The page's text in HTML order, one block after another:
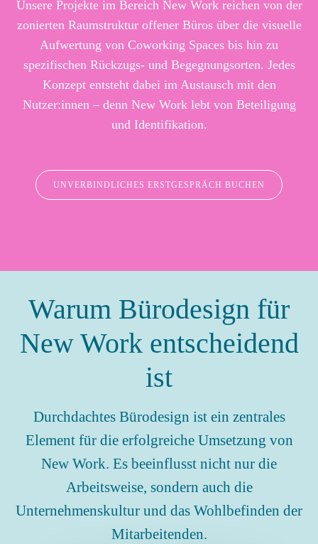
Unsere Projekte im Bereich New Work reichen von der
zonierten Raumstruktur offener Büros über die visuelle
Aufwertung von Coworking Spaces bis hin zu
spezifischen Rückzugs- und Begegnungsorten. Jedes
Konzept entsteht dabei im Austausch mit den
Nutzer:innen – denn New Work lebt von Beteiligung
und Identifikation.
UNVERBINDLICHES ERSTGESPRÄCH BUCHEN
Warum Bürodesign für
New Work entscheidend
ist
Durchdachtes Bürodesign ist ein zentrales
Element für die erfolgreiche Umsetzung von
New Work. Es beeinflusst nicht nur die
Arbeitsweise, sondern auch die
Unternehmenskultur und das Wohlbefinden der
Mitarbeitenden.